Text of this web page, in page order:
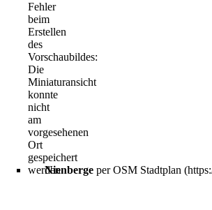
Fehler
beim
Erstellen
des
Vorschaubildes:
Die
Miniaturansicht
konnte
nicht
am
vorgesehenen
Ort
gespeichert
werdenNienberge per OSM Stadtplan